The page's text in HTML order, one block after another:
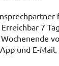
7
und E-